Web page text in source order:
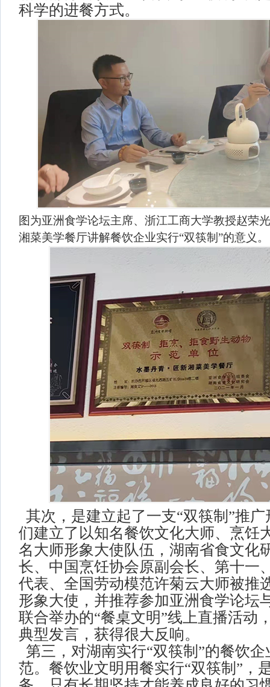
科学的进餐方式。
图为亚洲食学论坛主席、浙江工商大学教授赵荣
湘菜美学餐厅讲解餐饮企业实行“双筷制”的意义。
其次，是建立起了一支“双筷制”推
们建立了以知名餐饮文化大师、烹饪
名大师形象大使队伍，湖南省食文化
长、中国烹饪协会原副会长、第十一
代表、全国劳动模范许菊云大师被推
形象大使，并推荐参加亚洲食学论坛
联合举办的“餐桌文明”线上直播活动
典型发言，获得很大反响。
第三，对湖南实行“双筷制”的餐饮
范。餐饮业文明用餐实行“双筷制”，